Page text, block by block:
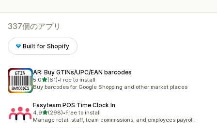
337個のアプリ
Built for Shopify
AR: Buy GTINs/UPC/EAN barcodes
5.05つ星中
(61)
合計レビュー数：61件
•Free to install
Buy barcodes for Google Shopping and other market places
Easyteam POS Time Clock In
4.95つ星中
(298)
合計レビュー数：298件
•Free to install
Manage retail staff, team commissions, and employees payroll.